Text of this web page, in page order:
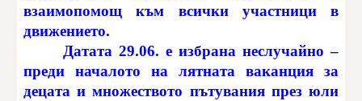
взаимопомощ към всички участници в
движението.
Датата 29.06. е избрана неслучайно –
преди началото на лятната ваканция за
децата и множеството пътувания през юли